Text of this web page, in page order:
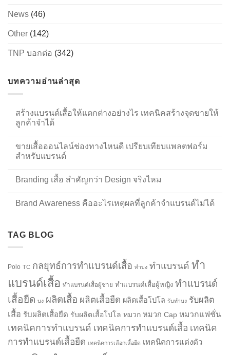
News (46)
Other (142)
TNP บอกต่อ (342)
บทความอ่านล่าสุด
สร้างแบรนด์เสื้อให้แตกต่างอย่างไร เทคนิคสร้างจุดขายให้
ลูกค้าจำได้
ขายเสื้อออนไลน์ช่องทางไหนดี เปรียบเทียบแพลตฟอร์ม
สำหรับแบรนด์
Branding เสื้อ สำคัญกว่า Design จริงไหม
Brand Awareness คืออะไรเหตุผลที่ลูกค้าจำแบรนด์ไม่ได้
TAG BLOG
Polo TC กลยุทธ์การทำแบรนด์เสื้อ ทำบง ทำแบรนด์ ทำ
แบรนด์เสื้อ ทำแบรนด์เสื้อผู้ชาย ทำแบรนด์เสื้อผู้หญิง ทำแบรนด์
เสื้อยืด บง ผลิตเสื้อ ผลิตเสื้อยืด ผลิตเสื้อโปโล รับทำบง รับผลิต
เสื้อ รับผลิตเสื้อยืด รับผลิตเสื้อโปโล หมวก หมวก Cap หมวกแฟชั่น
เทคนิคการทำแบรนด์ เทคนิคการทำแบรนด์เสื้อ เทคนิค
การทำแบรนด์เสื้อยืด เทคนิคการเลือกเสื้อยืด เทคนิคการแต่งตัว